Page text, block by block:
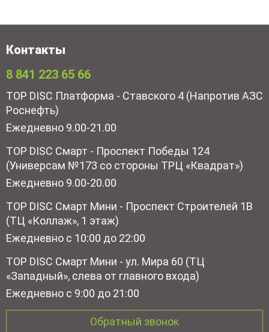
Контакты
8 841 223 65 66
TOP DISC Платформа - Ставского 4 (Напротив АЗС
Роснефть)
Ежедневно 9.00-21.00
TOP DISC Смарт - Проспект Победы 124
(Универсам №173 со стороны ТРЦ «Квадрат»)
Ежедневно 9.00-20.00
TOP DISC Смарт Мини - Проспект Строителей 1В
(ТЦ «Коллаж», 1 этаж)
Ежедневно с 10:00 до 22:00
TOP DISC Смарт Мини - ул. Мира 60 (ТЦ
«Западный», слева от главного входа)
Ежедневно с 9:00 до 21:00
Обратный звонок